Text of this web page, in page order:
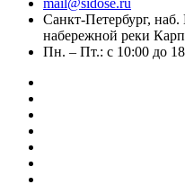
mail@sidose.ru
Санкт-Петербург,
набережной реки
Пн. – Пт.: с 10:00 до